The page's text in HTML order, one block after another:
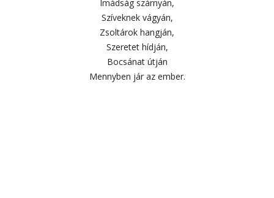
Imádság szárnyán,
Szíveknek vágyán,
Zsoltárok hangján,
Szeretet hídján,
Bocsánat útján
Mennyben jár az ember.